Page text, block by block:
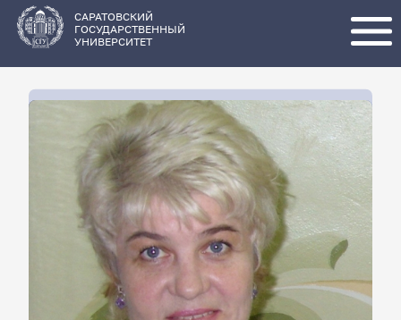
основному
содержанию
САРАТОВСКИЙ
ГОСУДАРСТВЕННЫЙ
УНИВЕРСИТЕТ